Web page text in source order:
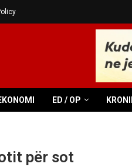
ED / OP
për sot